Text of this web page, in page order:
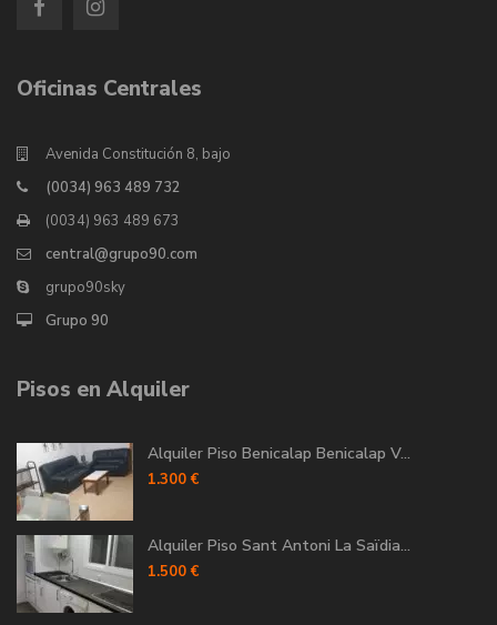
Oficinas Centrales
Avenida Constitución 8, bajo
(0034) 963 489 732
(0034) 963 489 673
central@grupo90.com
grupo90sky
Grupo 90
Pisos en Alquiler
Alquiler Piso Benicalap Benicalap V...
1.300 €
Alquiler Piso Sant Antoni La Saïdia...
1.500 €